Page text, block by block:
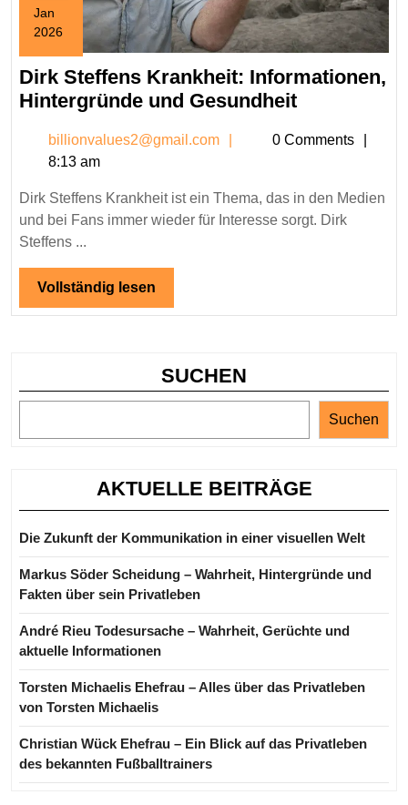
Jan
2026
31,
2026
Dirk Steffens Krankheit: Informationen,
Hintergründe und GesundheitDirk
Krankheit:
und
billionvalues2@gmail.com
0 Comments
8:13 am
Dirk Steffens Krankheit ist ein Thema, das in den Medien
und bei Fans immer wieder für Interesse sorgt. Dirk
Steffens ...
Vollständig lesen
lesen
SUCHEN
Suchen
AKTUELLE BEITRÄGE
Die Zukunft der Kommunikation in einer visuellen Welt
Markus Söder Scheidung – Wahrheit, Hintergründe und
Fakten über sein Privatleben
André Rieu Todesursache – Wahrheit, Gerüchte und
aktuelle Informationen
Torsten Michaelis Ehefrau – Alles über das Privatleben
von Torsten Michaelis
Christian Wück Ehefrau – Ein Blick auf das Privatleben
des bekannten Fußballtrainers